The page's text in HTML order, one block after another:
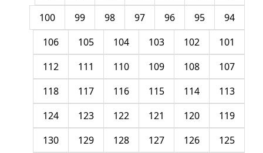
94
95
96
97
98
99
100
101
102
103
104
105
106
107
108
109
110
111
112
113
114
115
116
117
118
119
120
121
122
123
124
125
126
127
128
129
130